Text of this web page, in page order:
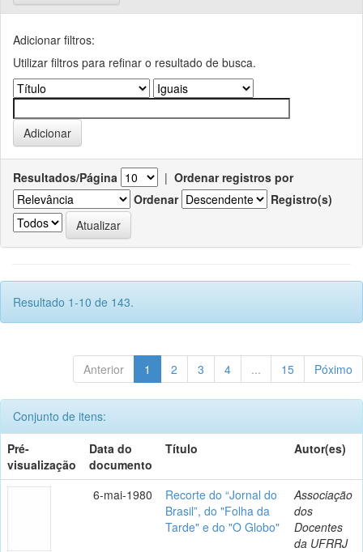
Adicionar filtros:
Utilizar filtros para refinar o resultado de busca.
Resultados/Página | Ordenar registros por
Ordenar
Registro(s)
Resultado 1-10 de 143.
Anterior 1 2 3 4 ... 15 Póximo
Conjunto de itens:
Pré-
visualização
Data do
documento
Título Autor(es)
6-mai-1980
Recorte do “Jornal do
Brasil”, do "Folha da
Tarde" e do "O Globo"
Associação
dos
Docentes
da UFRRJ